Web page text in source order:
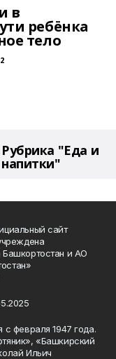
в
ребёнка
тело
Рубрика "Еда и
напитки"
сайт
Башкортостан и АО
с февраля 1947 года.
«Башкирский
Ильич